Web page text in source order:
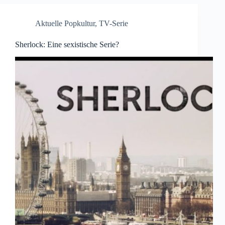
Aktuelle Popkultur, TV-Serie
Sherlock: Eine sexistische Serie?